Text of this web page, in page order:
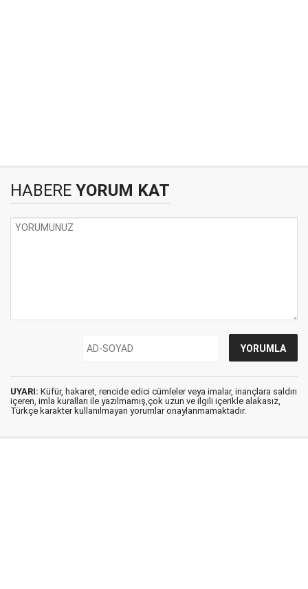
HABERE YORUM KAT
UYARI: Küfür, hakaret, rencide edici cümleler veya imalar, inançlara saldırı
içeren, imla kuralları ile yazılmamış,çok uzun ve ilgili içerikle alakasız,
Türkçe karakter kullanılmayan yorumlar onaylanmamaktadır.